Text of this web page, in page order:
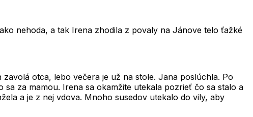
nehoda, a tak Irena zhodila z povaly na Jánove telo ťažké
otca, lebo večera je už na stole. Jana poslúchla. Po
za mamou. Irena sa okamžite utekala pozrieť čo sa stalo a
a je z nej vdova. Mnoho susedov utekalo do vily, aby